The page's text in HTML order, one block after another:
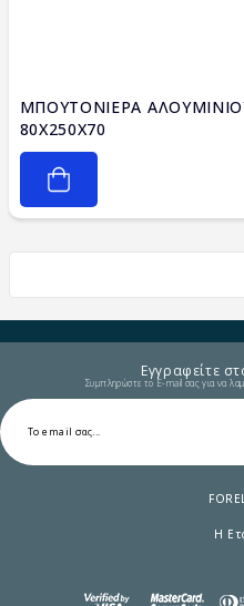
ΜΠΟΥΤΟΝΙΕΡΑ
80X250X70
Εγγραφείτε
Συμπληρώστε το E-mail σας για να
Η